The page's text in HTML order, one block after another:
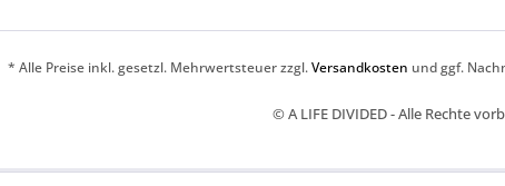
* Alle Preise inkl. gesetzl. Mehrwertsteuer zzgl.Versandkosten und ggf.
© A LIFE DIVIDED - Alle Rechte